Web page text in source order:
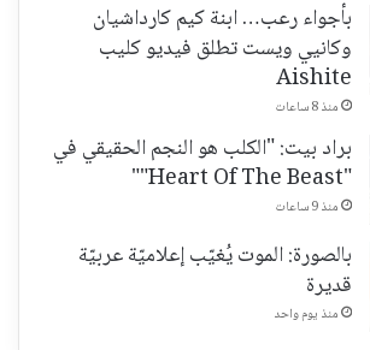
بأجواء رعب… ابنة كيم كارداشيان
وكانيي ويست تطلق فيديو كليب
Aishite
منذ 8 ساعات
براد بيت: "الكلب هو النجم الحقيقي في
"Heart Of The Beast""
منذ 9 ساعات
بالصورة: الموت يُغيّب إعلاميّة عربيّة
قديرة
منذ يوم واحد